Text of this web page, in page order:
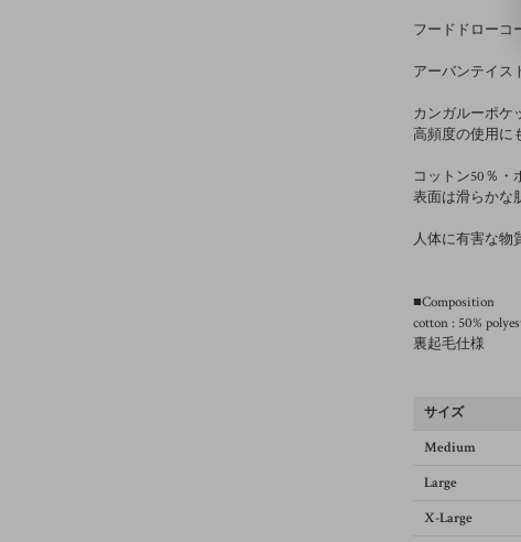
フードドローコ
アーバンテイス
カンガルーポケ
高頻度の使用に
コットン50％・
表面は滑らかな
人体に有害な物
■Composition
cotton : 50%
裏起毛仕様
サイズ
Medium
Large
X-Large